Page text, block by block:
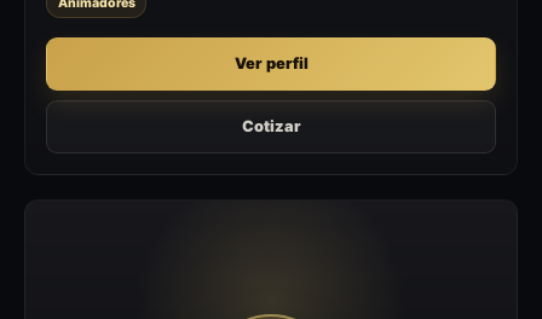
Ver perfil
Cotizar